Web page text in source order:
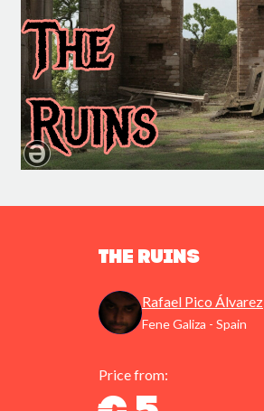
The Ruins
Rafael Pico Álvarez
Fene Galiza - Spain
Price from: